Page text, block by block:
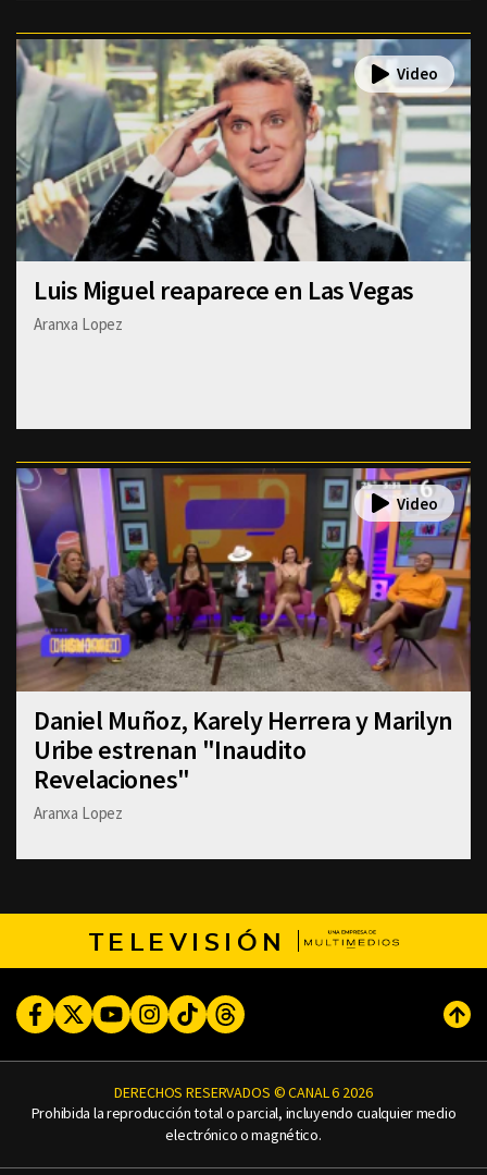
Luis Miguel reaparece en Las Vegas
Aranxa Lopez
Daniel Muñoz, Karely Herrera y Marilyn
Uribe estrenan "Inaudito
Revelaciones"
Aranxa Lopez
TELEVISIÓN
FacebookTwitterYoutubeInstagram
TikTokThreads
DERECHOS RESERVADOS © CANAL 6 2026
Prohibida la reproducción total o parcial, incluyendo cualquier medio
electrónico o magnético.